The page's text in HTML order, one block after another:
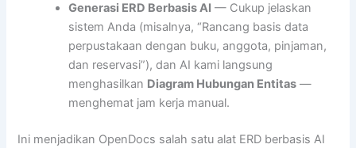
Generasi ERD Berbasis AI — Cukup jelaskan
sistem Anda (misalnya, “Rancang basis data
perpustakaan dengan buku, anggota, pinjaman,
dan reservasi”), dan AI kami langsung
menghasilkan Diagram Hubungan Entitas —
menghemat jam kerja manual.
Ini menjadikan OpenDocs salah satu alat ERD berbasis AI